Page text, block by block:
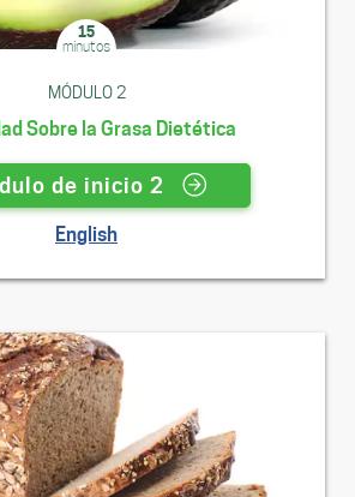
15
minutos
MÓDULO 2
Sobre la Grasa Dietética
de inicio 2
English